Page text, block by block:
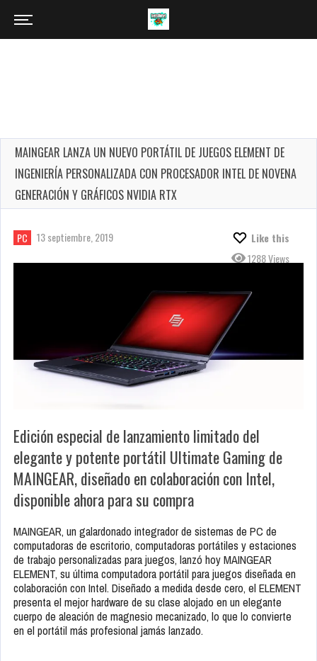
MAINGEAR LANZA UN NUEVO PORTÁTIL DE JUEGOS ELEMENT DE
INGENIERÍA PERSONALIZADA CON PROCESADOR INTEL DE NOVENA
GENERACIÓN Y GRÁFICOS NVIDIA RTX
PC 13 septiembre, 2019
Like this
1288 Views
Edición especial de lanzamiento limitado del
elegante y potente portátil Ultimate Gaming de
MAINGEAR, diseñado en colaboración con Intel,
disponible ahora para su compra
MAINGEAR, un galardonado integrador de sistemas de PC de
computadoras de escritorio, computadoras portátiles y estaciones
de trabajo personalizadas para juegos, lanzó hoy MAINGEAR
ELEMENT, su última computadora portátil para juegos diseñada en
colaboración con Intel. Diseñado a medida desde cero, el ELEMENT
presenta el mejor hardware de su clase alojado en un elegante
cuerpo de aleación de magnesio mecanizado, lo que lo convierte
en el portátil más profesional jamás lanzado.